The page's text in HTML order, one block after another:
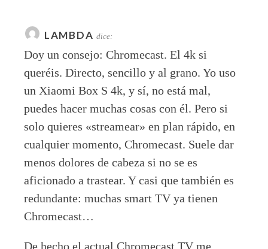
LAMBDA dice:
Doy un consejo: Chromecast. El 4k si
queréis. Directo, sencillo y al grano. Yo uso
un Xiaomi Box S 4k, y sí, no está mal,
puedes hacer muchas cosas con él. Pero si
solo quieres «streamear» en plan rápido, en
cualquier momento, Chromecast. Suele dar
menos dolores de cabeza si no se es
aficionado a trastear. Y casi que también es
redundante: muchas smart TV ya tienen
Chromecast…
De hecho el actual Chromecast TV me